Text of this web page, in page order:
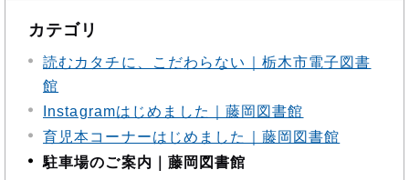
カテゴリ
読むカタチに、こだわらない｜栃木市電子図書
館
Instagramはじめました｜藤岡図書館
育児本コーナーはじめました｜藤岡図書館
駐車場のご案内｜藤岡図書館